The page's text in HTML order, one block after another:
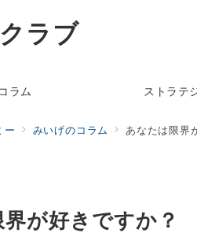
ラブ
ラム ストラテ
ー みいげのコラム あなたは限界
が好きですか？